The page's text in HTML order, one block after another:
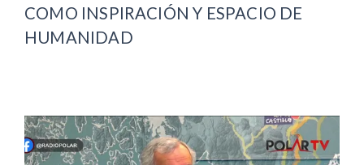
COMO INSPIRACIÓN Y ESPACIO DE
HUMANIDAD